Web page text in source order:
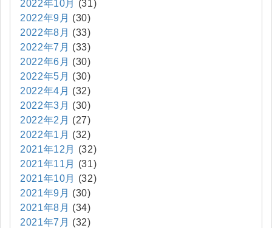
2022年10月
(31)
2022年9月 (30)
2022年8月 (33)
2022年7月 (33)
2022年6月 (30)
2022年5月 (30)
2022年4月 (32)
2022年3月 (30)
2022年2月 (27)
2022年1月 (32)
2021年12月
(32)
2021年11月
(31)
2021年10月
(32)
2021年9月 (30)
2021年8月 (34)
2021年7月 (32)